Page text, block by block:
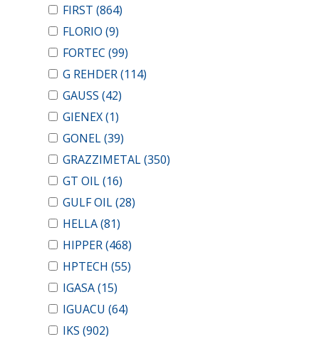
FIRST (864)
FLORIO (9)
FORTEC (99)
G REHDER(114)
GAUSS (42)
GIENEX(1)
GONEL(39)
GRAZZIMETAL(350)
GT OIL(16)
GULF OIL(28)
HELLA(81)
HIPPER(468)
HPTECH (55)
IGASA(15)
IGUACU (64)
IKS (902)